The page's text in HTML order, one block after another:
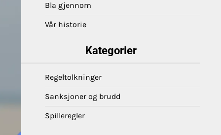
Bla gjennom
Vår historie
Kategorier
Regeltolkninger
Sanksjoner og brudd
Spilleregler